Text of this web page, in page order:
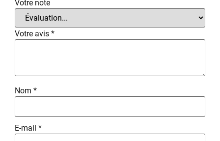
Votre note
Votre avis *
Nom *
E-mail *